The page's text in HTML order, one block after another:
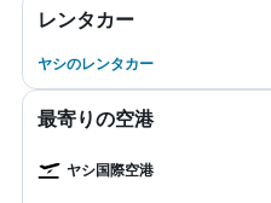
レンタカー
ヤシのレンタカー
最寄りの空港
ヤシ国際空港